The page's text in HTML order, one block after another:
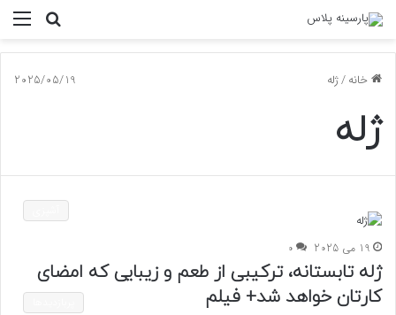
جستجو
خانه/ژله 2025/05/19
ژله
19 می 2025 0
ژله تابستانه، ترکیبی از طعم و زیبایی که امضای
کارتان خواهد شد+ فیلم